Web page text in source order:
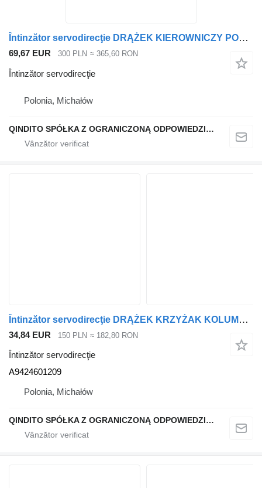
Întinzător servodirecţie DRĄŻEK KIEROWNICZY POPRZECZNY pentru cap tractor Mercedes-Benz ACTROS AXOR ATEGO
69,67 EUR 300 PLN ≈ 365,60 RON
Întinzător servodirecţie
Polonia, Michałów
QINDITO SPÓŁKA Z OGRANICZONĄ ODPOWIEDZIALNOŚCIĄ
Întinzător servodirecţie DRĄŻEK KRZYŻAK KOLUMNY KIEROWNICY A9424601209 pentru cap tractor Mercedes-Benz ACTROS
34,84 EUR 150 PLN ≈ 182,80 RON
Întinzător servodirecţie
A9424601209
Polonia, Michałów
QINDITO SPÓŁKA Z OGRANICZONĄ ODPOWIEDZIALNOŚCIĄ